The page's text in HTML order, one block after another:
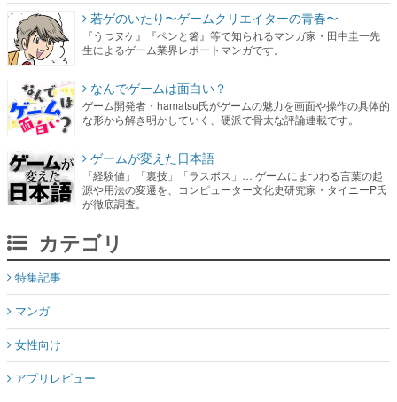
若ゲのいたり〜ゲームクリエイターの青春〜
『うつヌケ』『ペンと箸』等で知られるマンガ家・田中圭一先
生によるゲーム業界レポートマンガです。
なんでゲームは面白い？
ゲーム開発者・hamatsu氏がゲームの魅力を画面や操作の具体的
な形から解き明かしていく、硬派で骨太な評論連載です。
ゲームが変えた日本語
「経験値」「裏技」「ラスボス」… ゲームにまつわる言葉の起
源や用法の変遷を、コンピューター文化史研究家・タイニーP氏
が徹底調査。
カテゴリ
特集記事
マンガ
女性向け
アプリレビュー